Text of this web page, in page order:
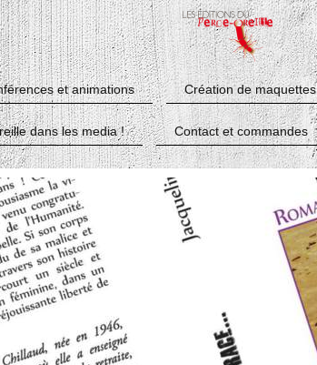
et animations Création de maquettes
dans les media ! Contact et commandes